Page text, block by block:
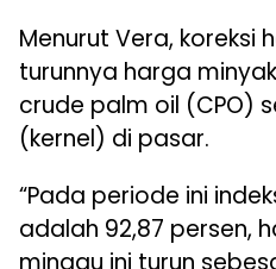
Menurut Vera, koreksi
turunnya harga
crude palm oil (CPO)
(kernel) di pasar.
“Pada periode ini
adalah 92,87 persen,